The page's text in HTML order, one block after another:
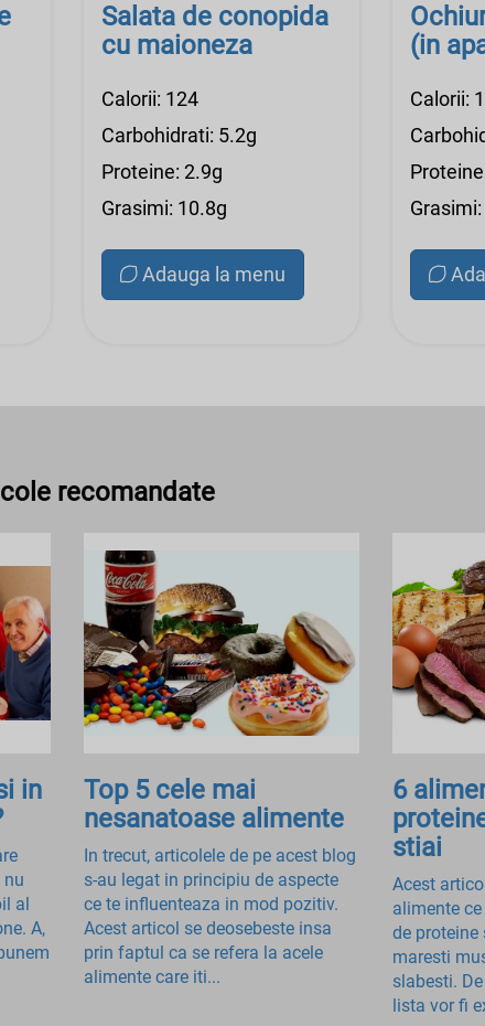
Salata de conopida
cu maioneza
Calorii: 124
Carbohidrati: 5.2g
Proteine: 2.9g
Grasimi: 10.8g
Adauga la menu
(in
Calorii:
recomandate
in
nu
al
A,
Top 5 cele mai
nesanatoase alimente
In trecut, articolele de pe acest blog
s-au legat in principiu de aspecte
ce te influenteaza in mod pozitiv.
Acest articol se deosebeste insa
prin faptul ca se refera la acele
alimente care iti...
6
stiai
Acest
alimente
de
maresti
slabesti.
lista vor fi